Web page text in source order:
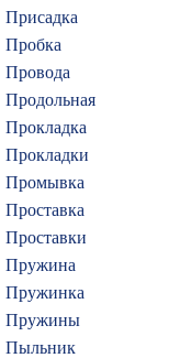
Присадка
Пробка
Провода
Продольная
Прокладка
Прокладки
Промывка
Проставка
Проставки
Пружина
Пружинка
Пружины
Пыльник